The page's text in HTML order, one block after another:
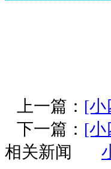
上一篇： [小
下一篇： [小
相关新闻